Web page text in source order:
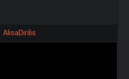
AlisaDirilis